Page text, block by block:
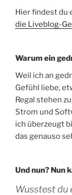
Hier findest du
die Liveblog-
Warum ein
Weil ich an
Gefühl liebe,
Regal stehen
Strom und
ich überzeugt
das genauso
Und nun? Nun
Wusstest du